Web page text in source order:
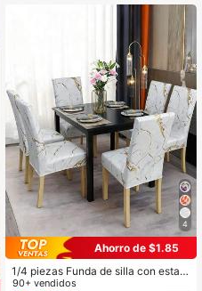
ctor de muebles (sin cubierta traser
4
Ahorro de $1.85
1/4 piezas Funda de silla con estam
pado digital de estilo de Oriente Me
90+ vendidos